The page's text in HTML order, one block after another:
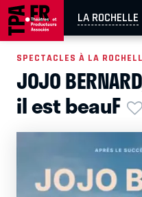
LA ROCHELLE
AIX-MARSEILLE AURAY
EN TOURNÉE
SPECTACLES À LA
JOJO
il est beauF